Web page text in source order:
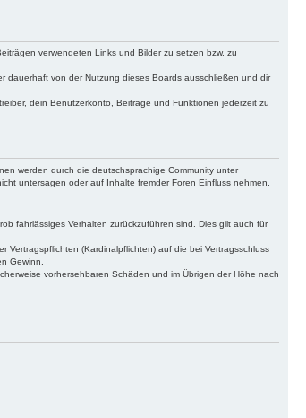
verwendeten Links und Bilder zu setzen bzw. zu
dauerhaft von der Nutzung dieses Boards ausschließen und dir
dein Benutzerkonto, Beiträge und Funktionen jederzeit zu
werden durch die deutschsprachige Community unter
untersagen oder auf Inhalte fremder Foren Einfluss nehmen.
fahrlässiges Verhalten zurückzuführen sind. Dies gilt auch für
(Kardinalpflichten) auf die bei Vertragsschluss
Gewinn.
vorhersehbaren Schäden und im Übrigen der Höhe nach